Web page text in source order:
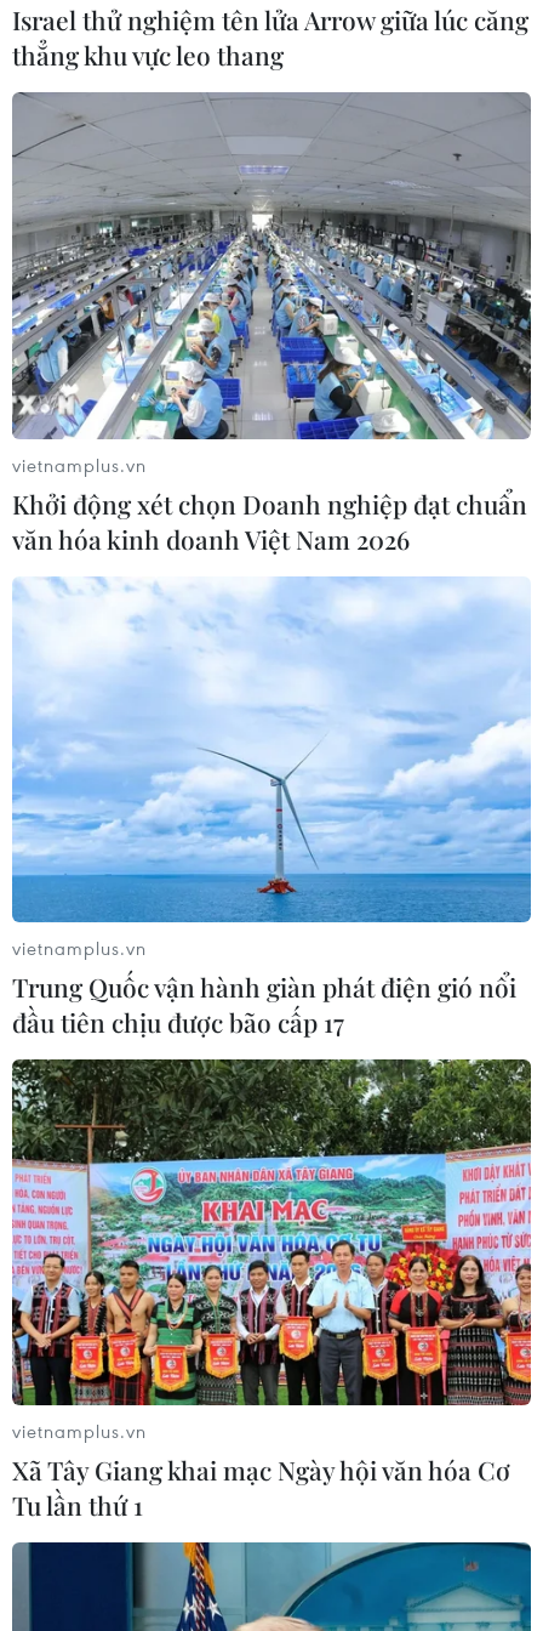
KN 951 (thứ 2 từ phải sang) bắt đầu bị bao vây, cản phá.
Hai tàu Trung Quốc áp sát tàu Việt Nam.
Trong suốt quá trình truy đuổi, tàu Trung Quốc mang số hiệu
3411 luôn nằm gần đó.
Israel thử nghiệm tên lửa Arrow giữa lúc căng
thẳng khu vực leo thang
vietnamplus.vn
Khởi động xét chọn Doanh nghiệp đạt chuẩn
văn hóa kinh doanh Việt Nam 2026
vietnamplus.vn
Trung Quốc vận hành giàn phát điện gió nổi
đầu tiên chịu được bão cấp 17
vietnamplus.vn
Xã Tây Giang khai mạc Ngày hội văn hóa Cơ
Tu lần thứ 1